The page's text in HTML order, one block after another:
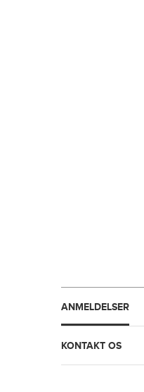
ANMELDELSER
KONTAKT OS